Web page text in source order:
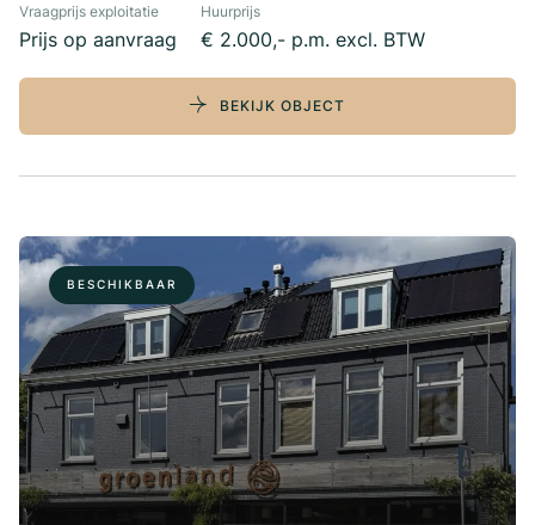
Vraagprijs exploitatie
Prijs op aanvraag
Huurprijs
€ 2.000,- p.m. excl. BTW
BEKIJK OBJECT
BESCHIKBAAR